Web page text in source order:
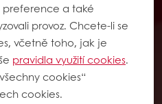
a také
provoz. Chcete-li se
včetně toho, jak je
pravidla využití cookies.
cookies“
cookies.